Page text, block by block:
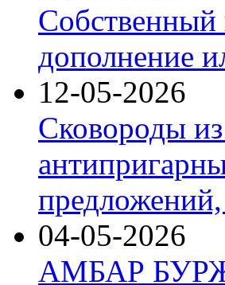
Собственный
дополнение
12-05-2026
Сковороды
04-05-2026
АМБАР